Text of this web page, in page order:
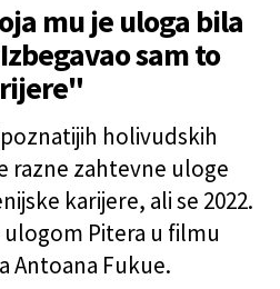
mu je uloga bila
sam to
holivudskih
razne zahtevne uloge
karijere, ali se 2022.
Pitera u filmu
Antoana Fukue.